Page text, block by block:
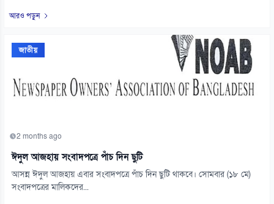
আরও পড়ুন
জাতীয়
2 months ago
ঈদুল আজহায় সংবাদপত্রে পাঁচ দিন ছুটি
আসন্ন ঈদুল আজহায় এবার সংবাদপত্রে পাঁচ দিন ছুটি থাকবে। সোমবার (১৮ মে)
সংবাদপত্রের মালিকদের...